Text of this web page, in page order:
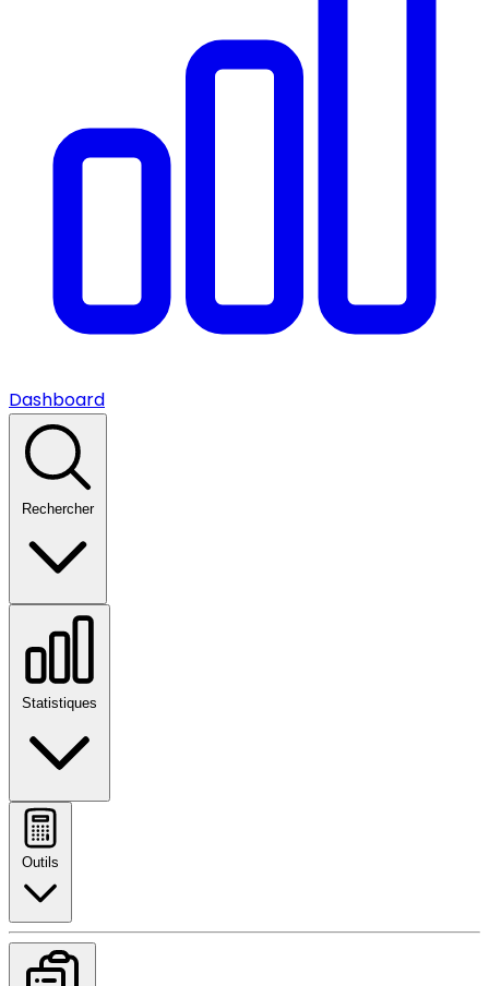
Dashboard
Rechercher
Statistiques
Outils